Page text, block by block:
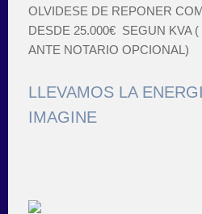
OLVIDESE DE REPONER
DESDE 25.000€ SEGUN KVA
ANTE NOTARIO OPCIONAL)
LLEVAMOS LA
IMAGINE